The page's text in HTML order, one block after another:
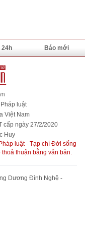
24h Báo mới
luật
Việt Nam
cấp ngày 27/2/2020
Huy
luật - Tạp chí Đời sống
thuận bằng văn bản.
Dương Đình Nghệ -